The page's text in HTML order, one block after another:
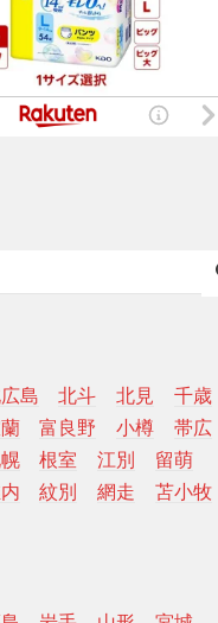
島 北斗 北見
千歳
富良野 小樽
帯広
根室 江別
留萌
紋別 網走
苫小牧